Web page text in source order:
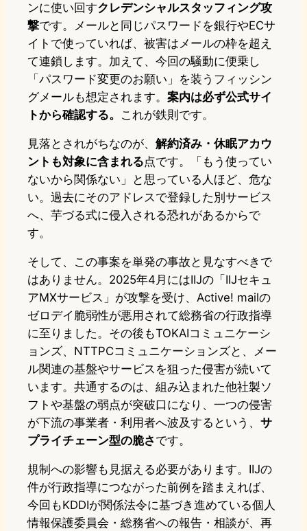
ンに使い回すクレデンシャルスタッフィング攻
撃です。メールと同じパスワードを銀行やECサ
イトで使っていれば、被害はメールの枠を超え
て連鎖します。加えて、今回の騒動に便乗し
「パスワード変更のお願い」を装うフィッシン
グメールも想定されます。 案内は必ず公式サイ
トから確認する。 これが鉄則です。
見落とされがちなのが、 解約済み・休眠アカウ
ントも対象に含まれる点です。「もう使ってい
ないから関係ない」と思っている人ほど、危な
い。過去にそのアドレスで登録した別サービス
へ、芋づる式に侵入される恐れがあるからで
す。
そして、この事案を単発の事故と見なすべきで
はありません。2025年4月にはIIJの「IIJセキュ
アMXサービス」が攻撃を受け、Active! mailの
ゼロデイ脆弱性が悪用されて総務省の行政指導
に至りました。その後もTOKAIコミュニケーシ
ョンズ、NTTPCコミュニケーションズと、メー
ル関連の基盤やサービスを狙った侵害が続いて
います。共通するのは、組み込まれた他社製ソ
フトや基盤の弱点が突破口になり、一つの侵害
が下流の事業者・利用者へ波及するという、 サ
プライチェーン型の脆さです。
規制への影響も見据える必要があります。IIJの
件が行政指導につながった前例を踏まえれば、
今回もKDDIが関係法令に基づき進めている個人
情報保護委員会・総務省への報告・相談が、再